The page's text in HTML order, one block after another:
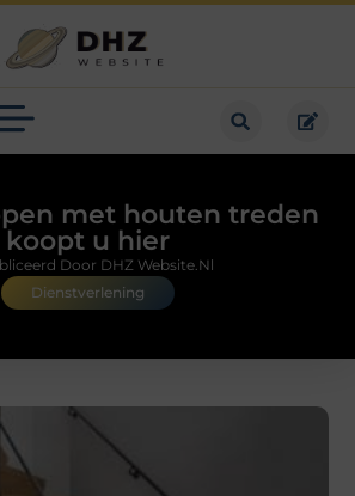
met houten treden
koopt u hier
Dienstverlening
Door DHZ Website.nl